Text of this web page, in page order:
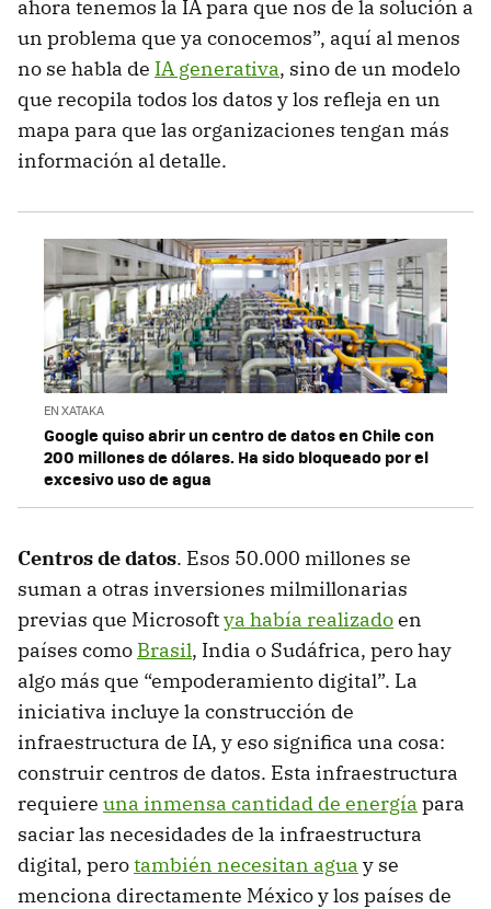
ahora tenemos la IA para que nos de la solución a
un problema que ya conocemos”, aquí al menos
no se habla de IA generativa, sino de un modelo
que recopila todos los datos y los refleja en un
mapa para que las organizaciones tengan más
información al detalle.
EN XATAKA
Google quiso abrir un centro de datos en Chile con
200 millones de dólares. Ha sido bloqueado por el
excesivo uso de agua
Centros de datos. Esos 50.000 millones se
suman a otras inversiones milmillonarias
previas que Microsoftya había realizadoen
países como Brasil, India o Sudáfrica, pero hay
algo más que “empoderamiento digital”. La
iniciativa incluye la construcción de
infraestructura de IA, y eso significa una cosa:
construir centros de datos. Esta infraestructura
requiere una inmensa cantidad de energía para
saciar las necesidades de la infraestructura
digital, perotambién necesitan agua y se
menciona directamente México y los países de